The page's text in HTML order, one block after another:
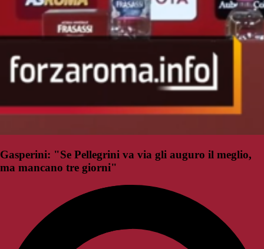
Gasperini: "Se Pellegrini va via gli auguro il meglio,
ma mancano tre giorni"